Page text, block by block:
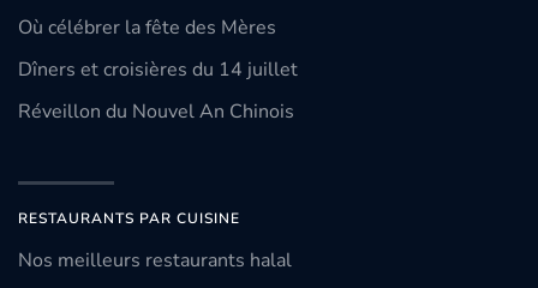
Où célébrer la fête des Mères
Dîners et croisières du 14 juillet
Réveillon du Nouvel An Chinois
RESTAURANTS PAR CUISINE
Nos meilleurs restaurants halal